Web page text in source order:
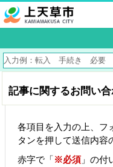
記事に関するお問い
各項目を入力の上、フ
タンを押して送信内容
赤字で「※必須 」の付